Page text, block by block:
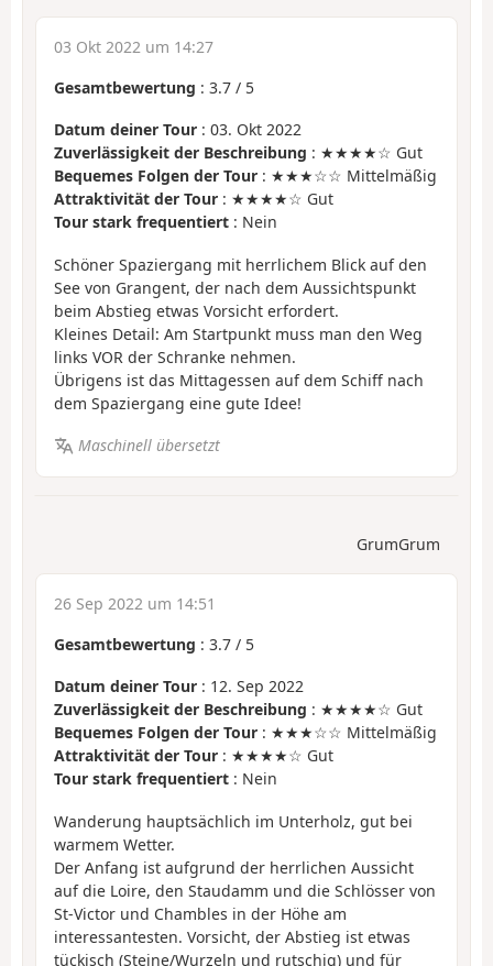
03 Okt 2022 um 14:27
Gesamtbewertung : 3.7 / 5
Datum deiner Tour : 03. Okt 2022
Zuverlässigkeit der Beschreibung : ★★★★☆ Gut
Bequemes Folgen der Tour : ★★★☆☆ Mittelmäßig
Attraktivität der Tour : ★★★★☆ Gut
Tour stark frequentiert : Nein
Schöner Spaziergang mit herrlichem Blick auf den
See von Grangent, der nach dem Aussichtspunkt
beim Abstieg etwas Vorsicht erfordert.
Kleines Detail: Am Startpunkt muss man den Weg
links VOR der Schranke nehmen.
Übrigens ist das Mittagessen auf dem Schiff nach
dem Spaziergang eine gute Idee!
Maschinell übersetzt
GrumGrum
26 Sep 2022 um 14:51
Gesamtbewertung : 3.7 / 5
Datum deiner Tour : 12. Sep 2022
Zuverlässigkeit der Beschreibung : ★★★★☆ Gut
Bequemes Folgen der Tour : ★★★☆☆ Mittelmäßig
Attraktivität der Tour : ★★★★☆ Gut
Tour stark frequentiert : Nein
Wanderung hauptsächlich im Unterholz, gut bei
warmem Wetter.
Der Anfang ist aufgrund der herrlichen Aussicht
auf die Loire, den Staudamm und die Schlösser von
St-Victor und Chambles in der Höhe am
interessantesten. Vorsicht, der Abstieg ist etwas
tückisch (Steine/Wurzeln und rutschig) und für